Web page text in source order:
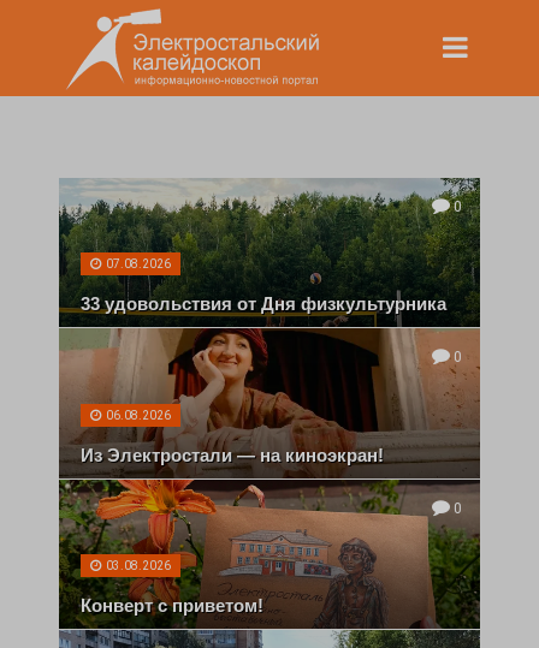
0
07.08.2026
33 удовольствия от Дня физкультурника
0
06.08.2026
Из Электростали — на киноэкран!
0
03.08.2026
Конверт с приветом!